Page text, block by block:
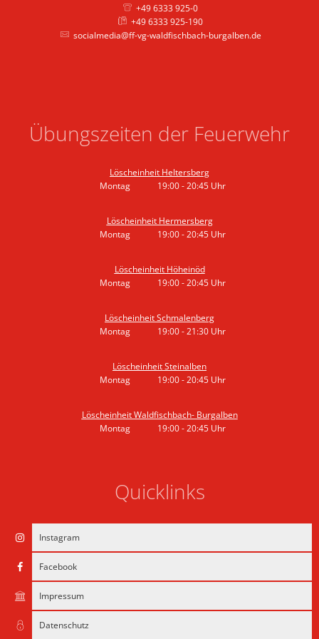
+49 6333 925-0
+49 6333 925-190
socialmedia@ff-vg-waldfischbach-burgalben.de
Übungszeiten der Feuerwehr
Löscheinheit Heltersberg
Montag
19:00-20:45 Uhr
Löscheinheit Hermersberg
Montag
19:00-20:45 Uhr
Löscheinheit Höheinöd
Montag
19:00-20:45 Uhr
Löscheinheit Schmalenberg
Montag
19:00-21:30 Uhr
Löscheinheit Steinalben
Montag
19:00-20:45 Uhr
Löscheinheit Waldfischbach- Burgalben
Montag
19:00-20:45 Uhr
Quicklinks
Instagram
Facebook
Impressum
Datenschutz